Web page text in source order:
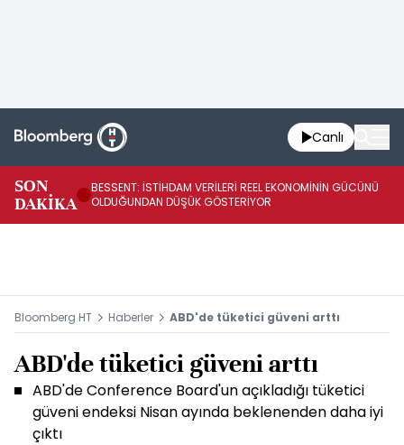
Canlı
SON
DAKİKA
BESSENT: İSTİHDAM VERİLERİ REEL EKONOMİNİN GÜCÜNÜ
OLDUĞUNDAN DÜŞÜK GÖSTERİYOR
Bloomberg HT Haberler ABD'de tüketici güveni arttı
ABD'de tüketici güveni arttı
ABD'de Conference Board'un açıkladığı tüketici
güveni endeksi Nisan ayında beklenenden daha iyi
çıktı